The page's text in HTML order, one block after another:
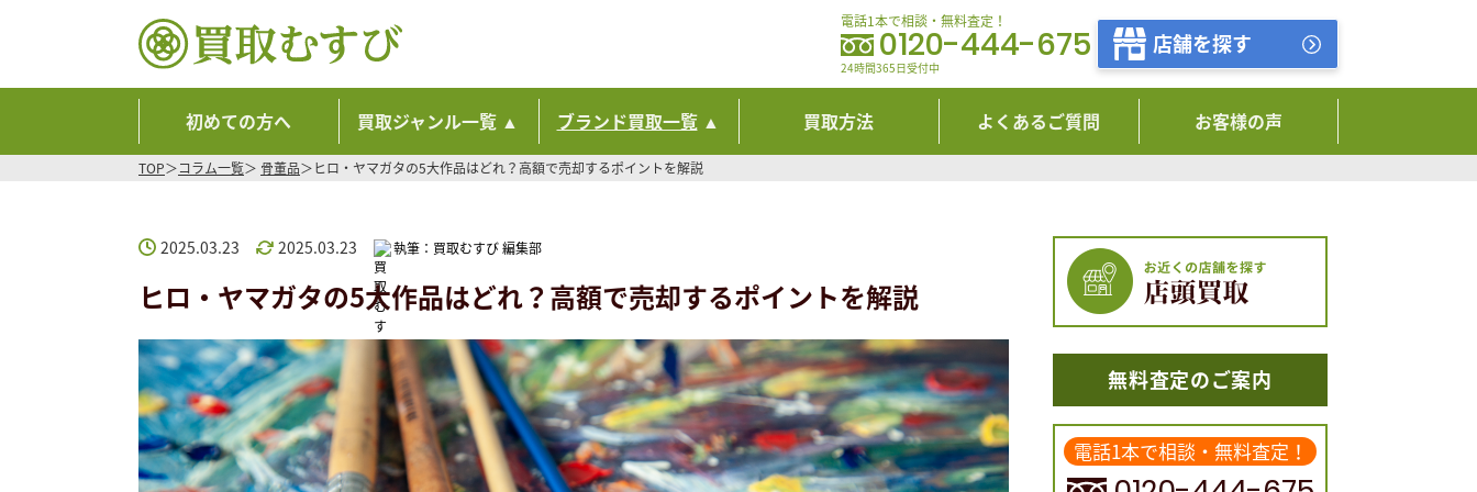
電話1本で相談・無料査定！
0120-444-675
24時間365日受付中
店舗を探す
初めての方へ 買取ジャンル一覧 ブランド買取一覧 買取方法 よくあるご質問 お客様の声
TOP コラム一覧 骨董品 ヒロ・ヤマガタの5大作品はどれ？高額で売却するポイントを解説
2025.03.23 2025.03.23 執筆： 買取むすび 編集部
ヒロ・ヤマガタの5大作品はどれ？高額で売却するポイントを解説
無料査定のご案内
電話1本で相談・無料査定！